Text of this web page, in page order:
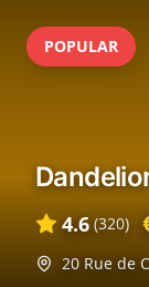
POPULAR
4.6 (320)
20 Rue de